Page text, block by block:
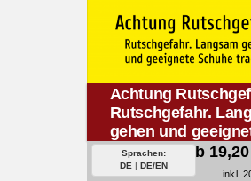
Achtung
Rutschgefahr.
gehen und
Schuhe tragen.
Sprachen:
DE | DE/EN
ab
inkl.